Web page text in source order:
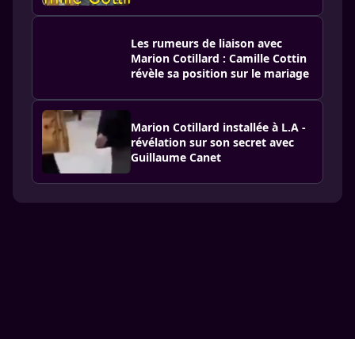
Les rumeurs de liaison avec
Marion Cotillard : Camille Cottin
révèle sa position sur le mariage
Marion Cotillard installée à L.A -
révélation sur son secret avec
Guillaume Canet